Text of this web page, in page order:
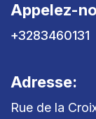
Appelez-
+3283460131
Adresse:
Rue de la